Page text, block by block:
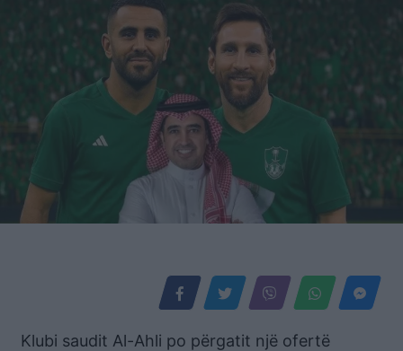
Klubi saudit Al-Ahli po përgatit një ofertë